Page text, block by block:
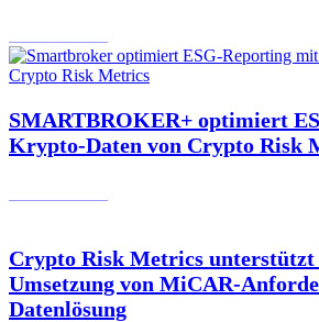
SMARTBROKER+ optimiert
Krypto-Daten von Crypto Risk
Crypto Risk Metrics
Umsetzung von MiCAR-
Datenlösung